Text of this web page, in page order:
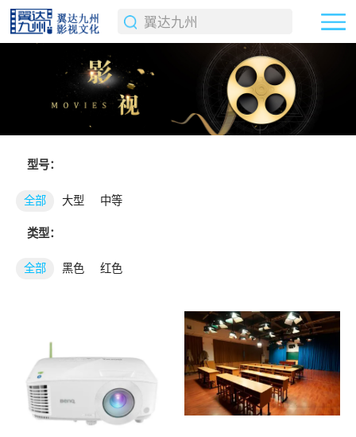
型号：
全部 大型 中等
类型：
全部 黑色 红色